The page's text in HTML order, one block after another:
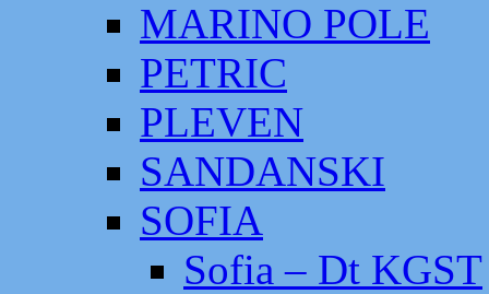
MARINO POLE
PETRIC
PLEVEN
SANDANSKI
SOFIA
Sofia – Dt KGST